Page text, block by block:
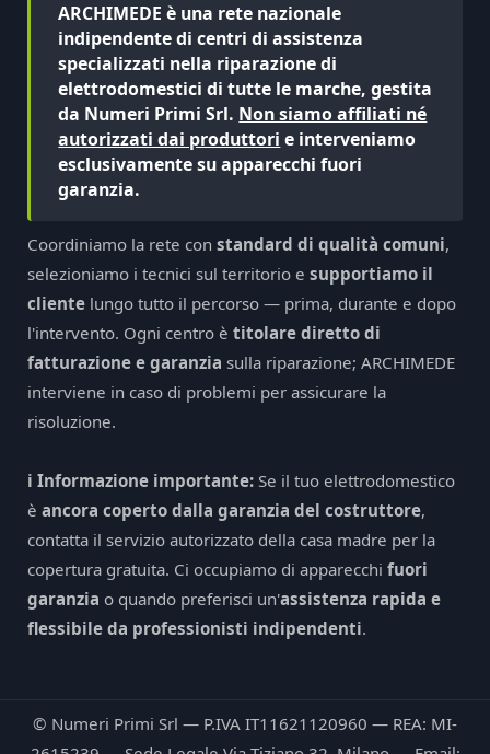
ARCHIMEDE è una rete nazionale
indipendente di centri di assistenza
specializzati nella riparazione di
elettrodomestici di tutte le marche, gestita
da Numeri Primi Srl. Non siamo affiliati né
autorizzati dai produttori e interveniamo
esclusivamente su apparecchi fuori
garanzia.
Coordiniamo la rete constandard di qualità comuni,
selezioniamo i tecnici sul territorio esupportiamo il
cliente lungo tutto il percorso — prima, durante e dopo
l'intervento. Ogni centro ètitolare diretto di
fatturazione e garanzia sulla riparazione; ARCHIMEDE
interviene in caso di problemi per assicurare la
risoluzione.
ℹ️ Informazione importante: Se il tuo elettrodomestico
èancora coperto dalla garanzia del costruttore,
contatta il servizio autorizzato della casa madre per la
copertura gratuita. Ci occupiamo di apparecchifuori
garanzia o quando preferisci un'assistenza rapida e
flessibile da professionisti indipendenti.
© Numeri Primi Srl — P.IVA IT11621120960 — REA: MI-